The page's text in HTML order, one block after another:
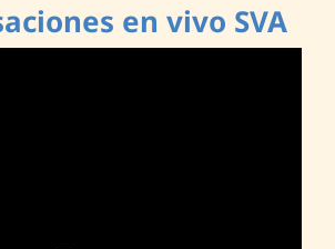
en vivo SVA